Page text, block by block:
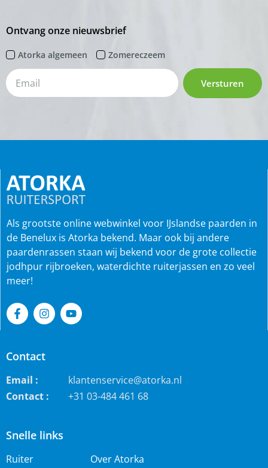
Ontvang onze nieuwsbrief
Atorka algemeen Zomereczeem
Versturen
Snelle links
Ruiter Over Atorka
Als grootste online webwinkel voor IJslandse paarden in
de Benelux is Atorka bekend. Maar ook bij andere
paardenrassen staan wij bekend voor de grote collectie
jodhpur rijbroeken, waterdichte ruiterjassen en zo veel
meer!
Contact
Email :
klantenservice@atorka.nl
Contact :
+31 03-484 461 68